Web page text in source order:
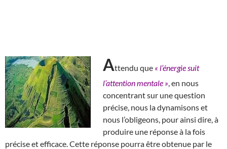
Attendu que « l’énergie suit
l’attention mentale » , en nous
concentrant sur une question
précise, nous la dynamisons et
nous l’obligeons, pour ainsi dire, à
produire une réponse à la fois
précise et efficace. Cette réponse pourra être obtenue par le